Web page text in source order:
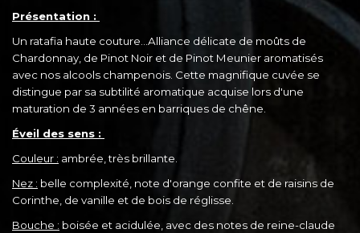
Présentation :
Un ratafia haute couture...Alliance délicate de moûts de
Chardonnay, de Pinot Noir et de Pinot Meunier aromatisés
avec nos alcools champenois. Cette magnifique cuvée se
distingue par sa subtilité aromatique acquise lors d'une
maturation de 3 années en barriques de chêne.
Éveil des sens :
Couleur : ambrée, très brillante.
Nez : belle complexité, note d'orange confite et de raisins de
Corinthe, de vanille et de bois de réglisse.
Bouche : boisée et acidulée, avec des notes de reine-claude